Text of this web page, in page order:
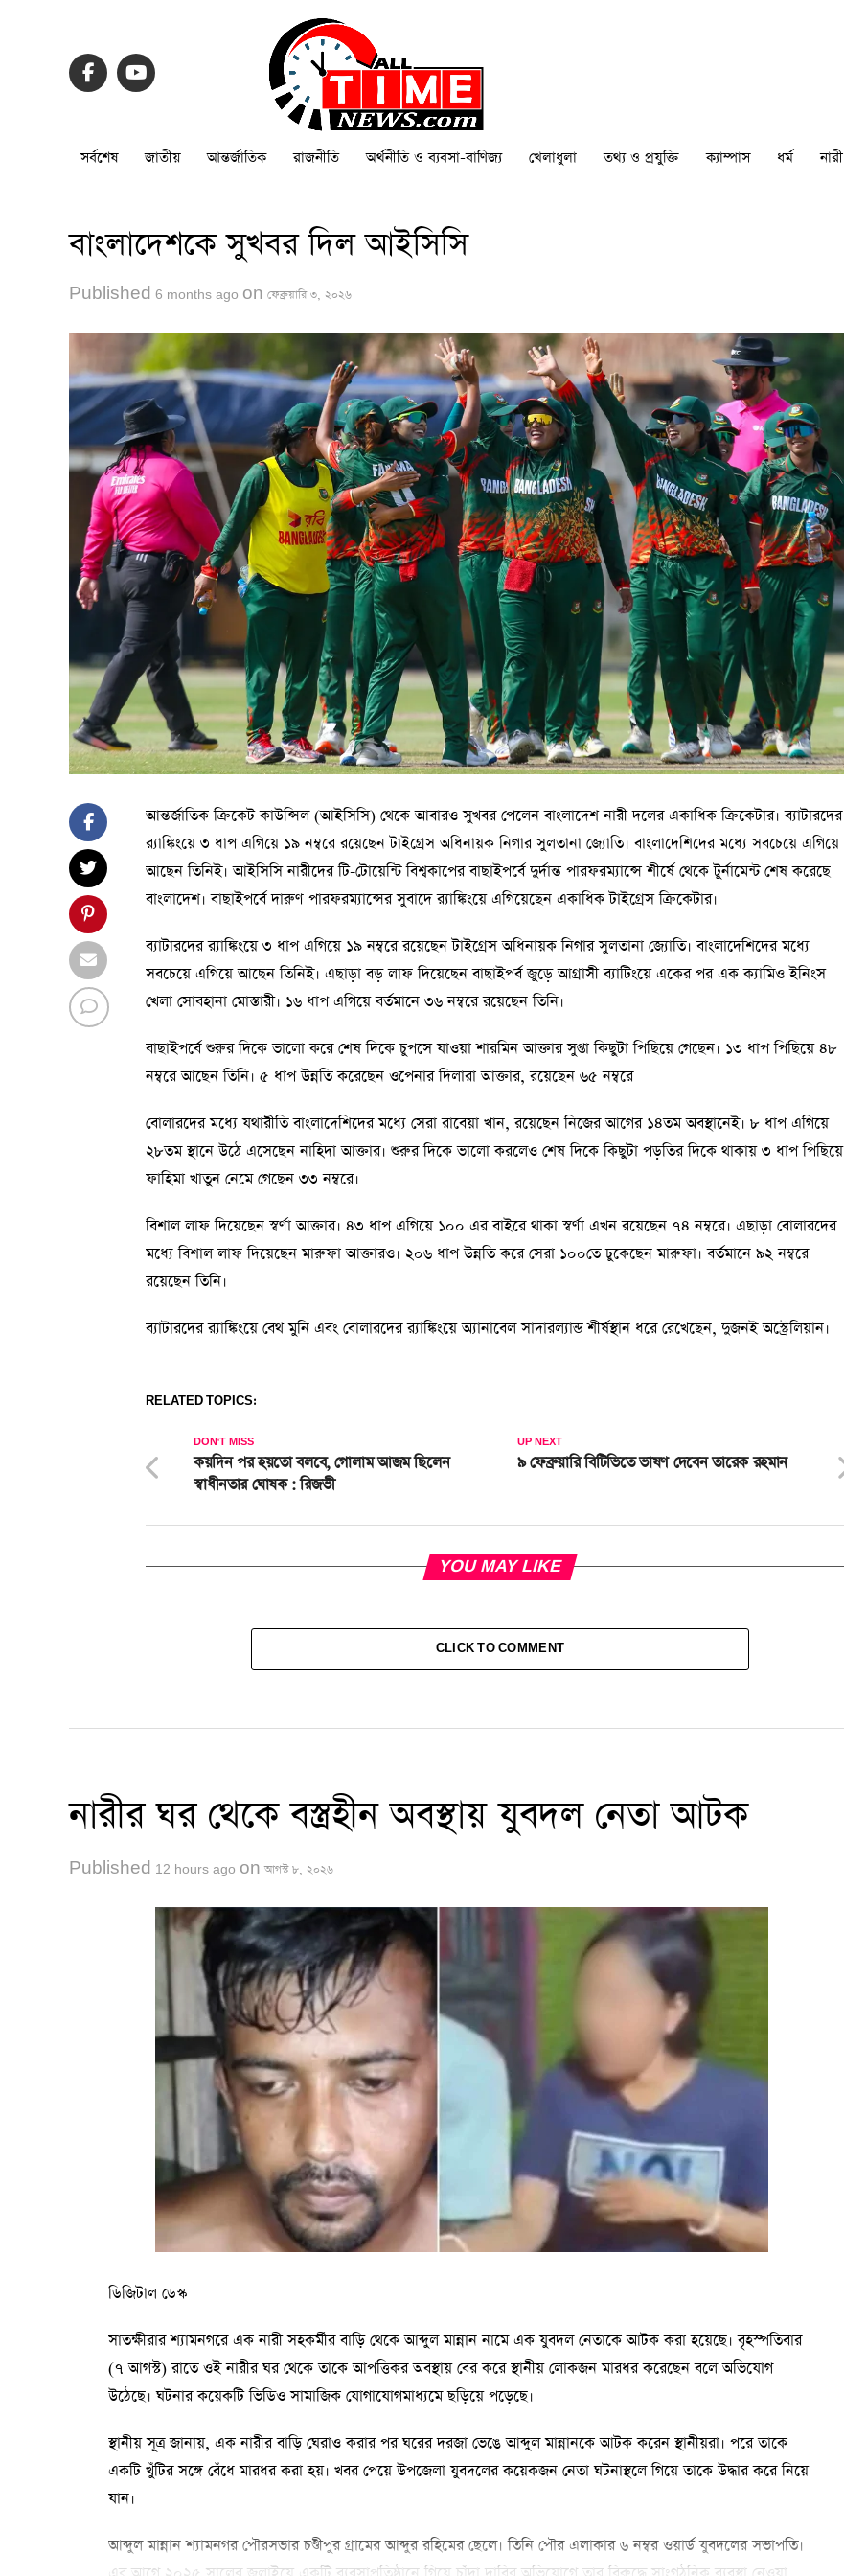
সর্বশেষ জাতীয় আন্তর্জাতিক রাজনীতি অর্থনীতি ও ব্যবসা-বাণিজ্য খেলাধুলা তথ্য ও প্রযুক্তি ক্যাম্পাস ধর্ম নারী
বাংলাদেশকে সুখবর দিল আইসিসি
Published 6 months ago on ফেব্রুয়ারি ৩, ২০২৬
আন্তর্জাতিক ক্রিকেট কাউন্সিল (আইসিসি) থেকে আবারও সুখবর পেলেন বাংলাদেশ নারী দলের একাধিক ক্রিকেটার। ব্যাটারদের
র‍্যাঙ্কিংয়ে ৩ ধাপ এগিয়ে ১৯ নম্বরে রয়েছেন টাইগ্রেস অধিনায়ক নিগার সুলতানা জ্যোতি। বাংলাদেশিদের মধ্যে সবচেয়ে এগিয়ে
আছেন তিনিই। আইসিসি নারীদের টি-টোয়েন্টি বিশ্বকাপের বাছাইপর্বে দুর্দান্ত পারফরম্যান্সে শীর্ষে থেকে টুর্নামেন্ট শেষ করেছে
বাংলাদেশ। বাছাইপর্বে দারুণ পারফরম্যান্সের সুবাদে র‍্যাঙ্কিংয়ে এগিয়েছেন একাধিক টাইগ্রেস ক্রিকেটার।
ব্যাটারদের র‍্যাঙ্কিংয়ে ৩ ধাপ এগিয়ে ১৯ নম্বরে রয়েছেন টাইগ্রেস অধিনায়ক নিগার সুলতানা জ্যোতি। বাংলাদেশিদের মধ্যে
সবচেয়ে এগিয়ে আছেন তিনিই। এছাড়া বড় লাফ দিয়েছেন বাছাইপর্ব জুড়ে আগ্রাসী ব্যাটিংয়ে একের পর এক ক্যামিও ইনিংস
খেলা সোবহানা মোস্তারী। ১৬ ধাপ এগিয়ে বর্তমানে ৩৬ নম্বরে রয়েছেন তিনি।
বাছাইপর্বে শুরুর দিকে ভালো করে শেষ দিকে চুপসে যাওয়া শারমিন আক্তার সুপ্তা কিছুটা পিছিয়ে গেছেন। ১৩ ধাপ পিছিয়ে ৪৮
নম্বরে আছেন তিনি। ৫ ধাপ উন্নতি করেছেন ওপেনার দিলারা আক্তার, রয়েছেন ৬৫ নম্বরে
বোলারদের মধ্যে যথারীতি বাংলাদেশিদের মধ্যে সেরা রাবেয়া খান, রয়েছেন নিজের আগের ১৪তম অবস্থানেই। ৮ ধাপ এগিয়ে
২৮তম স্থানে উঠে এসেছেন নাহিদা আক্তার। শুরুর দিকে ভালো করলেও শেষ দিকে কিছুটা পড়তির দিকে থাকায় ৩ ধাপ পিছিয়ে
ফাহিমা খাতুন নেমে গেছেন ৩৩ নম্বরে।
বিশাল লাফ দিয়েছেন স্বর্ণা আক্তার। ৪৩ ধাপ এগিয়ে ১০০ এর বাইরে থাকা স্বর্ণা এখন রয়েছেন ৭৪ নম্বরে। এছাড়া বোলারদের
মধ্যে বিশাল লাফ দিয়েছেন মারুফা আক্তারও। ২০৬ ধাপ উন্নতি করে সেরা ১০০তে ঢুকেছেন মারুফা। বর্তমানে ৯২ নম্বরে
রয়েছেন তিনি।
ব্যাটারদের র‍্যাঙ্কিংয়ে বেথ মুনি এবং বোলারদের র‍্যাঙ্কিংয়ে অ্যানাবেল সাদারল্যান্ড শীর্ষস্থান ধরে রেখেছেন, দুজনই অস্ট্রেলিয়ান।
RELATED TOPICS:
UP NEXT
৯ ফেব্রুয়ারি বিটিভিতে ভাষণ দেবেন তারেক রহমান
DON'T MISS
কয়দিন পর হয়তো বলবে, গোলাম আজম ছিলেন
স্বাধীনতার ঘোষক : রিজভী
YOU MAY LIKE
CLICK TO COMMENT
নারীর ঘর থেকে বস্ত্রহীন অবস্থায় যুবদল নেতা আটক
Published 12 hours ago on আগস্ট ৮, ২০২৬
ডিজিটাল ডেস্ক
সাতক্ষীরার শ্যামনগরে এক নারী সহকর্মীর বাড়ি থেকে আব্দুল মান্নান নামে এক যুবদল নেতাকে আটক করা হয়েছে। বৃহস্পতিবার
(৭ আগস্ট) রাতে ওই নারীর ঘর থেকে তাকে আপত্তিকর অবস্থায় বের করে স্থানীয় লোকজন মারধর করেছেন বলে অভিযোগ
উঠেছে। ঘটনার কয়েকটি ভিডিও সামাজিক যোগাযোগমাধ্যমে ছড়িয়ে পড়েছে।
স্থানীয় সূত্র জানায়, এক নারীর বাড়ি ঘেরাও করার পর ঘরের দরজা ভেঙে আব্দুল মান্নানকে আটক করেন স্থানীয়রা। পরে তাকে
একটি খুঁটির সঙ্গে বেঁধে মারধর করা হয়। খবর পেয়ে উপজেলা যুবদলের কয়েকজন নেতা ঘটনাস্থলে গিয়ে তাকে উদ্ধার করে নিয়ে
যান।
আব্দুল মান্নান শ্যামনগর পৌরসভার চণ্ডীপুর গ্রামের আব্দুর রহিমের ছেলে। তিনি পৌর এলাকার ৬ নম্বর ওয়ার্ড যুবদলের সভাপতি।